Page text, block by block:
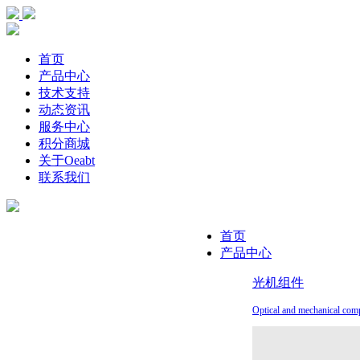
首页
产品中心
技术支持
动态资讯
服务中心
积分商城
关于Oeabt
联系我们
首页
产品中心
光机组件
Optical and mechanical